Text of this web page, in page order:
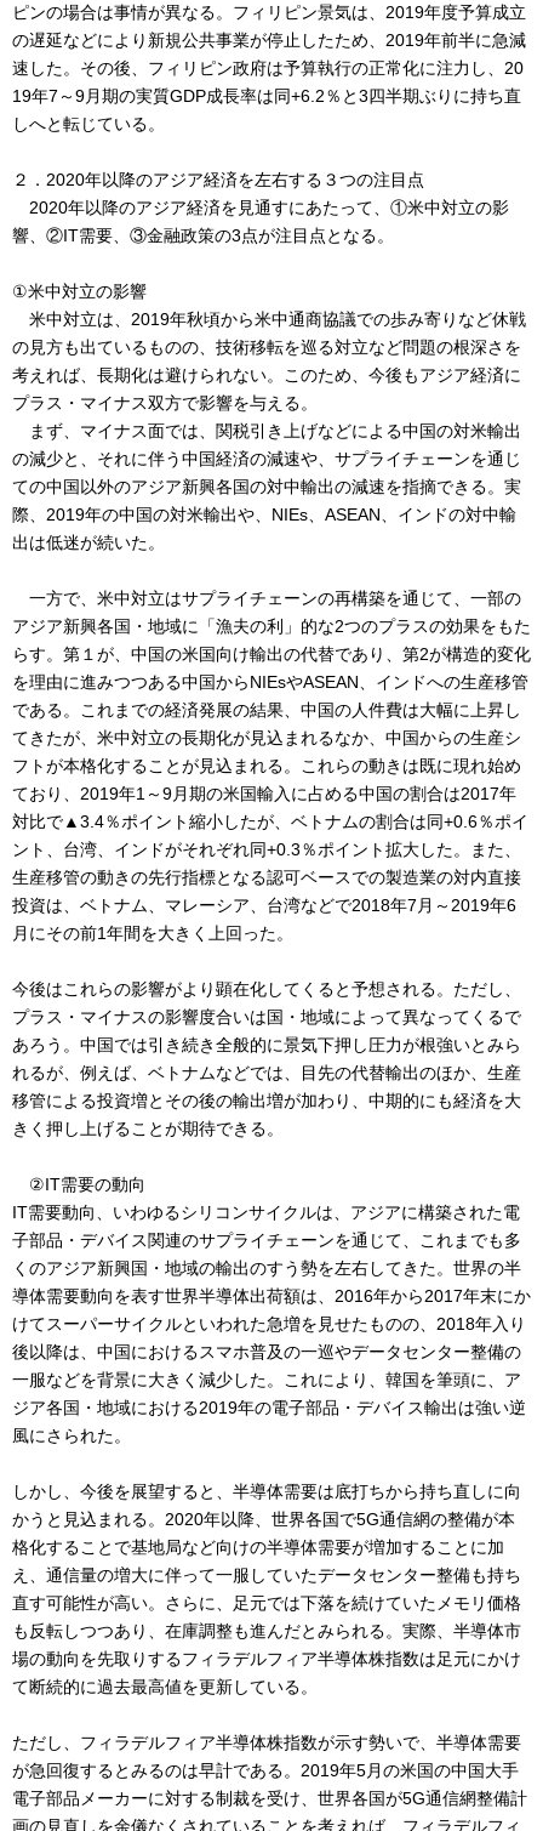
ピンの場合は事情が異なる。フィリピン景気は、2019年度予算成立
の遅延などにより新規公共事業が停止したため、2019年前半に急減
速した。その後、フィリピン政府は予算執行の正常化に注力し、20
19年7～9月期の実質GDP成長率は同+6.2％と3四半期ぶりに持ち直
しへと転じている。
２．2020年以降のアジア経済を左右する３つの注目点
2020年以降のアジア経済を見通すにあたって、①米中対立の影
響、②IT需要、③金融政策の3点が注目点となる。
①米中対立の影響
米中対立は、2019年秋頃から米中通商協議での歩み寄りなど休戦
の見方も出ているものの、技術移転を巡る対立など問題の根深さを
考えれば、長期化は避けられない。このため、今後もアジア経済に
プラス・マイナス双方で影響を与える。
まず、マイナス面では、関税引き上げなどによる中国の対米輸出
の減少と、それに伴う中国経済の減速や、サプライチェーンを通じ
ての中国以外のアジア新興各国の対中輸出の減速を指摘できる。実
際、2019年の中国の対米輸出や、NIEs、ASEAN、インドの対中輸
出は低迷が続いた。
一方で、米中対立はサプライチェーンの再構築を通じて、一部の
アジア新興各国・地域に「漁夫の利」的な2つのプラスの効果をもた
らす。第１が、中国の米国向け輸出の代替であり、第2が構造的変化
を理由に進みつつある中国からNIEsやASEAN、インドへの生産移管
である。これまでの経済発展の結果、中国の人件費は大幅に上昇し
てきたが、米中対立の長期化が見込まれるなか、中国からの生産シ
フトが本格化することが見込まれる。これらの動きは既に現れ始め
ており、2019年1～9月期の米国輸入に占める中国の割合は2017年
対比で▲3.4％ポイント縮小したが、ベトナムの割合は同+0.6％ポイ
ント、台湾、インドがそれぞれ同+0.3％ポイント拡大した。また、
生産移管の動きの先行指標となる認可ベースでの製造業の対内直接
投資は、ベトナム、マレーシア、台湾などで2018年7月～2019年6
月にその前1年間を大きく上回った。
今後はこれらの影響がより顕在化してくると予想される。ただし、
プラス・マイナスの影響度合いは国・地域によって異なってくるで
あろう。中国では引き続き全般的に景気下押し圧力が根強いとみら
れるが、例えば、ベトナムなどでは、目先の代替輸出のほか、生産
移管による投資増とその後の輸出増が加わり、中期的にも経済を大
きく押し上げることが期待できる。
②IT需要の動向
IT需要動向、いわゆるシリコンサイクルは、アジアに構築された電
子部品・デバイス関連のサプライチェーンを通じて、これまでも多
くのアジア新興国・地域の輸出のすう勢を左右してきた。世界の半
導体需要動向を表す世界半導体出荷額は、2016年から2017年末にか
けてスーパーサイクルといわれた急増を見せたものの、2018年入り
後以降は、中国におけるスマホ普及の一巡やデータセンター整備の
一服などを背景に大きく減少した。これにより、韓国を筆頭に、ア
ジア各国・地域における2019年の電子部品・デバイス輸出は強い逆
風にさられた。
しかし、今後を展望すると、半導体需要は底打ちから持ち直しに向
かうと見込まれる。2020年以降、世界各国で5G通信網の整備が本
格化することで基地局など向けの半導体需要が増加することに加
え、通信量の増大に伴って一服していたデータセンター整備も持ち
直す可能性が高い。さらに、足元では下落を続けていたメモリ価格
も反転しつつあり、在庫調整も進んだとみられる。実際、半導体市
場の動向を先取りするフィラデルフィア半導体株指数は足元にかけ
て断続的に過去最高値を更新している。
ただし、フィラデルフィア半導体株指数が示す勢いで、半導体需要
が急回復するとみるのは早計である。2019年5月の米国の中国大手
電子部品メーカーに対する制裁を受け、世界各国が5G通信網整備計
画の見直しを余儀なくされていることを考えれば、フィラデルフィ